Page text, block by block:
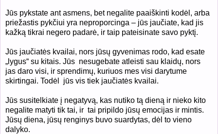
Jūs pykstate ant asmens, bet negalite paaiškinti kodėl, arba
priežastis pykčiui yra neproporcinga – jūs jaučiate, kad jis
kažką tikrai negero padarė, ir taip pateisinate savo pyktį.
Jūs jaučiatės kvailai, nors jūsų gyvenimas rodo, kad esate
„lygus“ su kitais. Jūs nesugebate atleisti sau klaidų, nors
jas daro visi, ir sprendimų, kuriuos mes visi darytume
skirtingai. Todėl jūs vis tiek jaučiatės kvailai.
Jūs susitelkiate į negatyvą, kas nutiko tą dieną ir nieko kito
negalite matyti tik tai, ir tai pripildo jūsų emocijas ir mintis.
Jūsų diena, jūsų renginys buvo suardytas, dėl to vieno
dalyko.